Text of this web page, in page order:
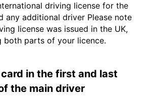
driving license for the
any additional driver Please note
license was issued in the UK,
both parts of your licence.
in the first and last
the main driver